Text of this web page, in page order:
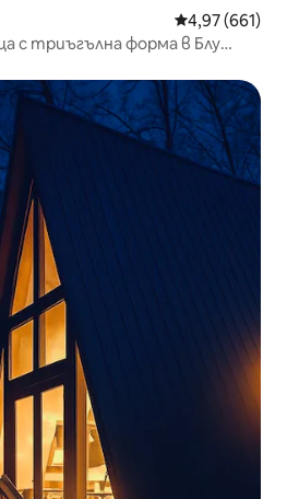
Средна
4,97 (661)
с триъгълна форма в Блу